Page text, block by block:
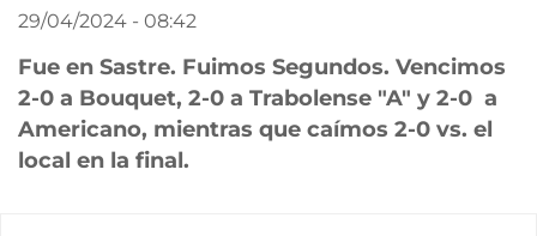
29/04/2024 - 08:42
Fue en Sastre. Fuimos Segundos. Vencimos
2-0 a Bouquet, 2-0 a Trabolense "A" y 2-0 a
Americano, mientras que caímos 2-0 vs. el
local en la final.